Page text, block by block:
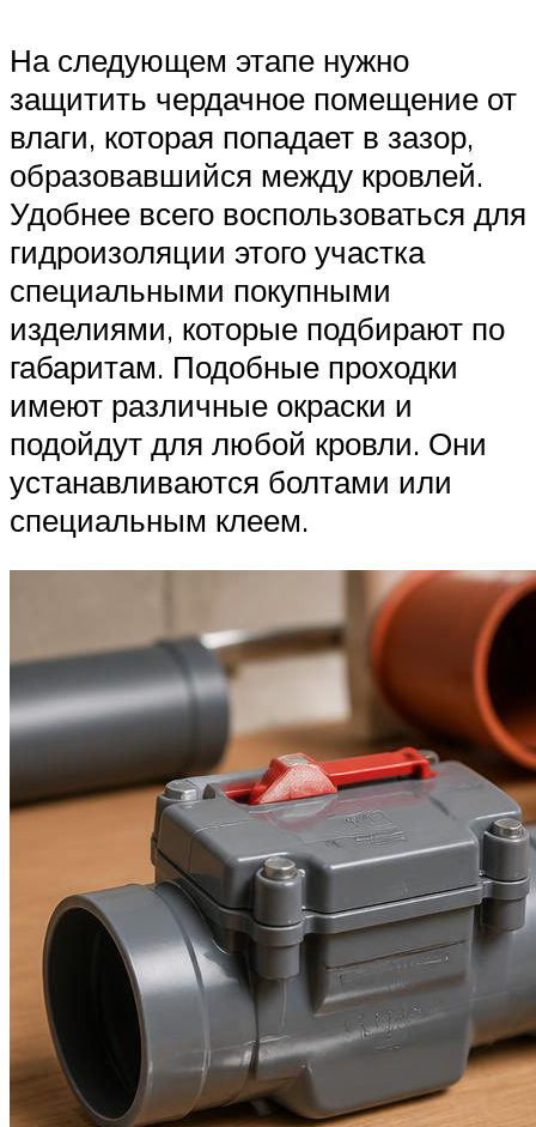
На следующем этапе нужно
защитить чердачное помещение от
влаги, которая попадает в зазор,
образовавшийся между кровлей.
Удобнее всего воспользоваться для
гидроизоляции этого участка
специальными покупными
изделиями, которые подбирают по
габаритам. Подобные проходки
имеют различные окраски и
подойдут для любой кровли. Они
устанавливаются болтами или
специальным клеем.